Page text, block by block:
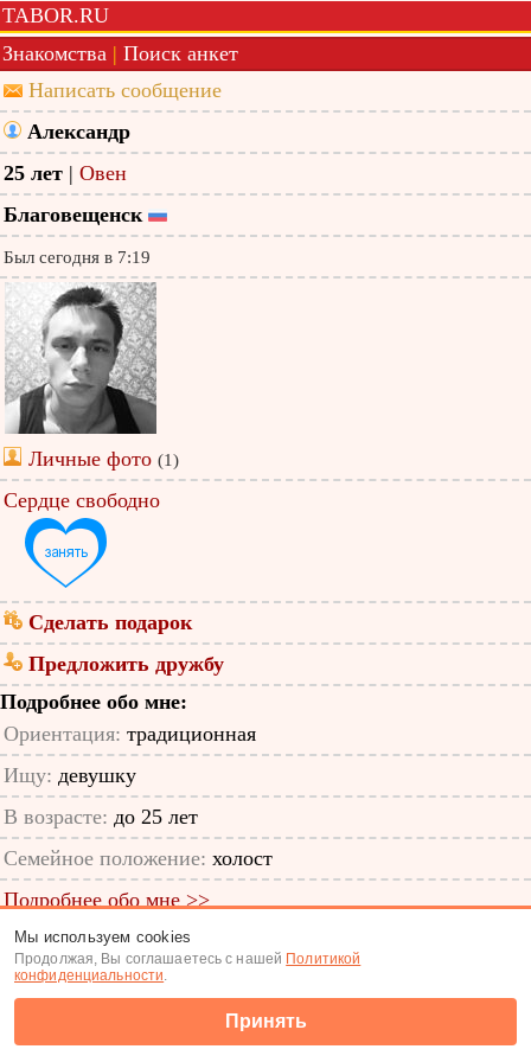
TABOR.RU
Знакомства | Поиск анкет
Написать сообщение
Александр
25 лет | Овен
Благовещенск
Был сегодня в 7:19
Личные фото (1)
Сердце свободно
Сделать подарок
Предложить дружбу
Подробнее обо мне:
Ориентация: традиционная
Ищу: девушку
В возрасте: до 25 лет
Семейное положение: холост
Подробнее обо мне >>
ID анкеты: 36852738
Знакомства|Поиск анкет
Мы используем cookies
Продолжая, Вы соглашаетесь с нашей Политикой
конфиденциальности.
Принять